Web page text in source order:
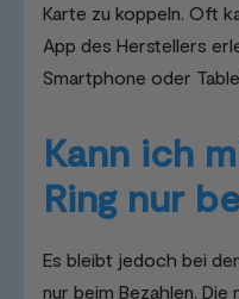
Karte zu koppeln. Oft
App des Herstellers
Smartphone oder
Kann ich
Ring nur
Es bleibt jedoch bei
nur beim Bezahlen. Die